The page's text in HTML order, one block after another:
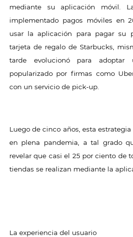
mediante su aplicación móvil.
implementado pagos móviles en
usar la aplicación para pagar su
tarjeta de regalo de Starbucks,
tarde evolucionó para
popularizado por firmas como
con un servicio de pick-up.
Luego de cinco años, esta
en plena pandemia, a tal grado
revelar que casi el 25 por ciento de
tiendas se realizan mediante la
La experiencia del usuario